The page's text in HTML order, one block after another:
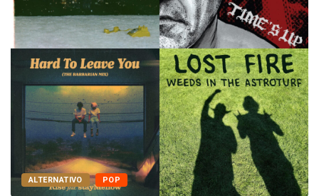
ALTERNATIVO POP